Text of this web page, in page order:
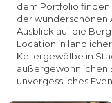
dem Portfolio finden
der wunderschönen
Ausblick auf die
Location in
Kellergewölbe in
außergewöhnlichen
unvergessliches